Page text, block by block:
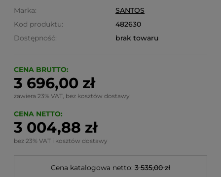
Marka:
SANTOS
Kod produktu:
482630
Dostępność:
brak towaru
CENA BRUTTO:
3 696,00 zł
zawiera 23% VAT, bez kosztów dostawy
CENA NETTO:
3 004,88 zł
bez 23% VAT i kosztów dostawy
Cena katalogowa netto: 3 535,00 zł